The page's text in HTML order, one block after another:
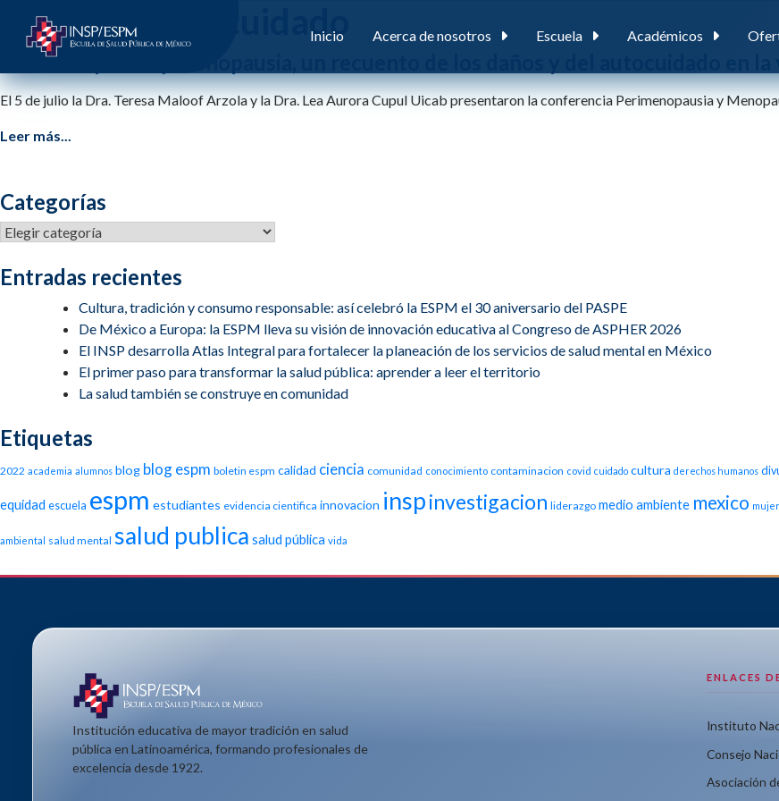
Inicio Acerca de nosotros Escuela Académicos
Etiqueta: autocuidado
Perimenopausia y menopausia, un recuento de los daños y del autocuidado en
El 5 de julio la Dra. Teresa Maloof Arzola y la Dra. Lea Aurora Cupul Uicab presentaron la conferencia Perimenopausia y
Leer más...
Categorías
Categorías
Entradas recientes
Cultura, tradición y consumo responsable: así celebró la ESPM el 30 aniversario del PASPE
De México a Europa: la ESPM lleva su visión de innovación educativa al Congreso de ASPHER 2026
El INSP desarrolla Atlas Integral para fortalecer la planeación de los servicios de salud mental en México
El primer paso para transformar la salud pública: aprender a leer el territorio
La salud también se construye en comunidad
Etiquetas
2022 academia alumnos blog blog espm boletin espm calidad ciencia comunidad conocimiento contaminacion covid cuidado cultura derechos humanos
equidad escuela espm estudiantes evidencia cientifica innovacion inspinvestigacion liderazgo medio ambiente mexico
ambiental salud mental salud publica salud pública vida
Institución educativa de mayor tradición en salud
pública en Latinoamérica, formando profesionales de
excelencia desde 1922.
ENLACES
Instituto
Consejo
Asociación